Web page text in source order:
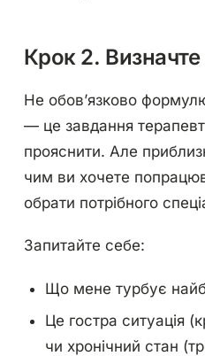
Крок 2. Визначте
Не обов’язково
— це завдання
прояснити. Але
чим ви хочете
обрати потрібного
Запитайте себе:
Що мене турбує
Це гостра ситуація
чи хронічний стан